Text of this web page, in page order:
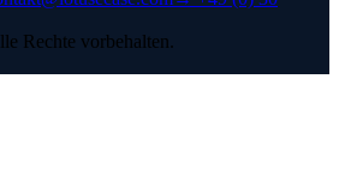
Rechte vorbehalten.